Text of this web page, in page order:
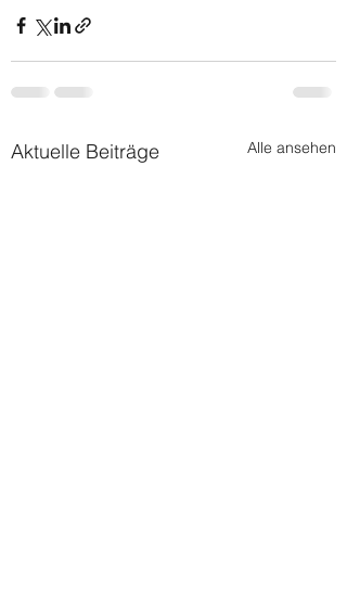
Aktuelle Beiträge Alle ansehen